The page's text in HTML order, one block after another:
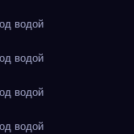
водой
водой
водой
водой